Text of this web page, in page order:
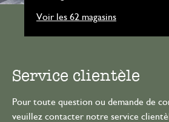
Voir les 62 magasins
Service clientèle
Pour toute question ou demande de
veuillez contacter notre service